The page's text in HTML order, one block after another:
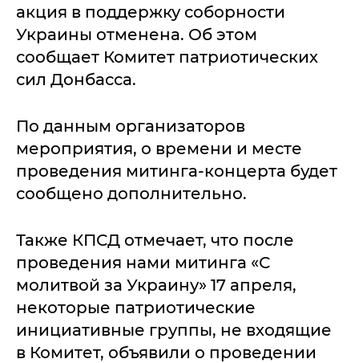
акция в поддержку соборности
Украины отменена. Об этом
сообщает Комитет патриотических
сил Донбасса.
По данным организаторов
мероприятия, о времени и месте
проведения митинга-концерта будет
сообщено дополнительно.
Также КПСД отмечает, что после
проведения нами митинга «С
молитвой за Украину» 17 апреля,
некоторые патриотические
инициативные группы, не входящие
в Комитет, объявили о проведении